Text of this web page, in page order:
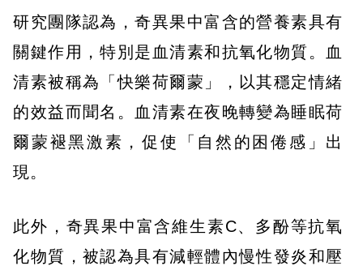
研究團隊認為，奇異果中富含的營養素具有
關鍵作用，特別是血清素和抗氧化物質。血
清素被稱為「快樂荷爾蒙」，以其穩定情緒
的效益而聞名。血清素在夜晚轉變為睡眠荷
爾蒙褪黑激素，促使「自然的困倦感」出
現。
此外，奇異果中富含維生素C、多酚等抗氧
化物質，被認為具有減輕體內慢性發炎和壓